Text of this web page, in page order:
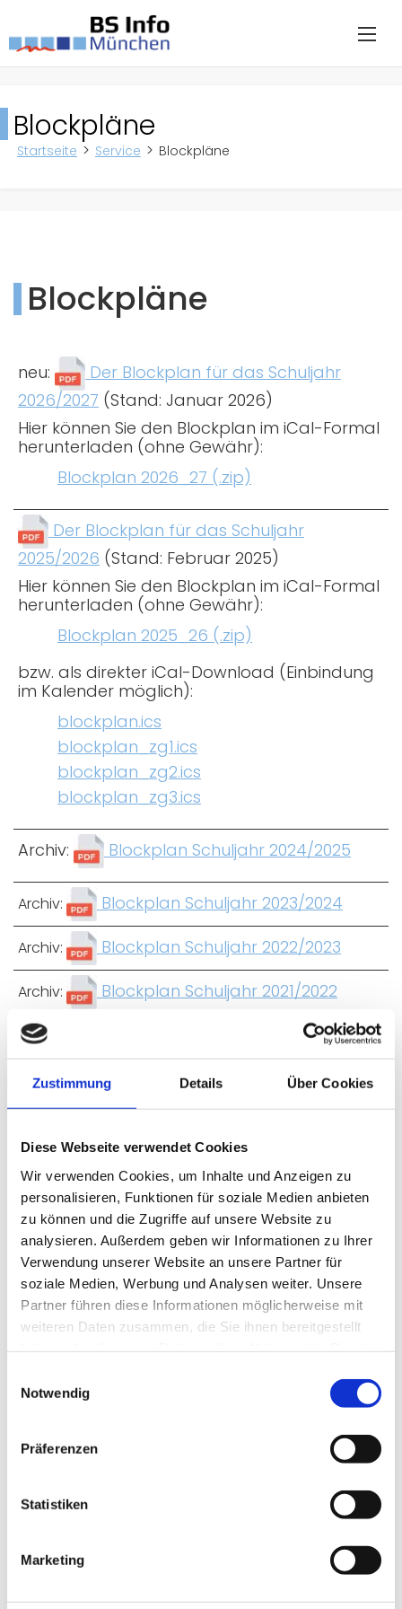
Zustimmung Details Über Cookies
Diese Webseite verwendet Cookies
Wir verwenden Cookies, um Inhalte und Anzeigen zu
personalisieren, Funktionen für soziale Medien anbieten
zu können und die Zugriffe auf unsere Website zu
analysieren. Außerdem geben wir Informationen zu Ihrer
Verwendung unserer Website an unsere Partner für
soziale Medien, Werbung und Analysen weiter. Unsere
Partner führen diese Informationen möglicherweise mit
weiteren Daten zusammen, die Sie ihnen bereitgestellt
Notwendig
Präferenzen
Statistiken
Marketing
Blockpläne
Startseite Service Blockpläne
Blockpläne
neu:
Der Blockplan für das Schuljahr
2026/2027 (Stand: Januar 2026)
Hier können Sie den Blockplan im iCal-Formal
herunterladen (ohne Gewähr):
Blockplan 2026_27 (.zip)
Der Blockplan für das Schuljahr
2025/2026 (Stand: Februar 2025)
Hier können Sie den Blockplan im iCal-Formal
herunterladen (ohne Gewähr):
Blockplan 2025_26 (.zip)
bzw. als direkter iCal-Download (Einbindung
im Kalender möglich):
blockplan.ics
blockplan_zg1.ics
blockplan_zg2.ics
blockplan_zg3.ics
Archiv: Blockplan Schuljahr 2024/2025
Archiv: Blockplan Schuljahr 2023/2024
Archiv: Blockplan Schuljahr 2022/2023
Archiv: Blockplan Schuljahr 2021/2022
Unterrichtszeiten /
Stundenplanraster
1
07:30 -
2
08:15 -
09:00
3
09:00 -
09:45
09:45 -
10:15
Pause
4
10:15 - 11:00
5
11:00 - 11:45
12:30
8
13:15 -
9
14:00 -
15:00